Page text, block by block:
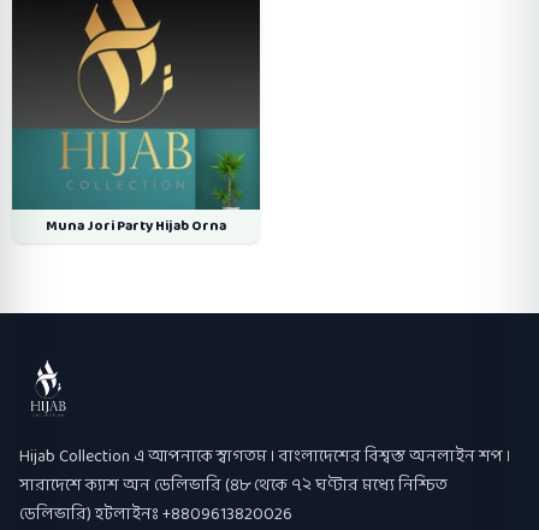
Muna Jori Party Hijab Orna
Hijab Collection
Hijab Collection এ আপনাকে স্বাগতম । বাংলাদেশের বিশ্বস্ত অনলাইন শপ ।
সারাদেশে ক্যাশ অন ডেলিভারি (৪৮ থেকে ৭২ ঘণ্টার মধ্যে নিশ্চিত
ডেলিভারি) হটলাইনঃ +8809613820026